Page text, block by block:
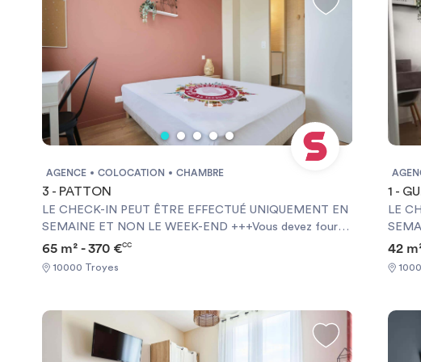
AGENCE COLOCATION CHAMBRE
3 - PATTON
LE CHECK-IN PEUT ÊTRE EFFECTUÉ UNIQUEMENT EN
SEMAINE ET NON LE WEEK-END +++Vous devez fournir
une Garantie Visale obligatoirement et une assurance
habitation+++ [ENG] CHECK-IN CAN ONLY BE DONE
ON WEEKDAYS AND NOT AT WEEKENDS +++You must
65 m² - 370 €CC
10000 Troyes
1 -
LE
une
habitation+++ [ENG]
ON
42